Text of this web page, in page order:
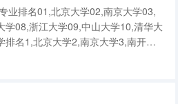
业排名01,北京大学02,南京大学03,
08,浙江大学09,中山大学10,清华大
名1,北京大学2,南京大学3,南开大
汉大学4,厦门大学5,复